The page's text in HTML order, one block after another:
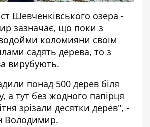
Шевченківського озера -
зазначає, що поки з
коломияни своїм
садять дерева, то з
вирубують.
понад 500 дерев біля
а тут без жодного папірця
зрізали десятки дерев", -
Володимир.